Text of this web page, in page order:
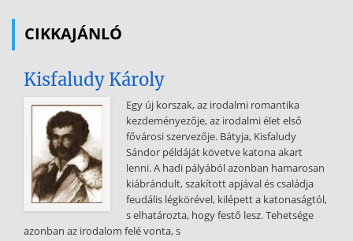
CIKKAJÁNLÓ
Kisfaludy Károly
Egy új korszak, az irodalmi romantika
kezdeményezője, az irodalmi élet első
fővárosi szervezője. Bátyja, Kisfaludy
Sándor példáját követve katona akart
lenni. A hadi pályából azonban hamarosan
kiábrándult, szakított apjával és családja
feudális légkörével, kilépett a katonaságtól,
s elhatározta, hogy festő lesz. Tehetsége
azonban az irodalom felé vonta, s